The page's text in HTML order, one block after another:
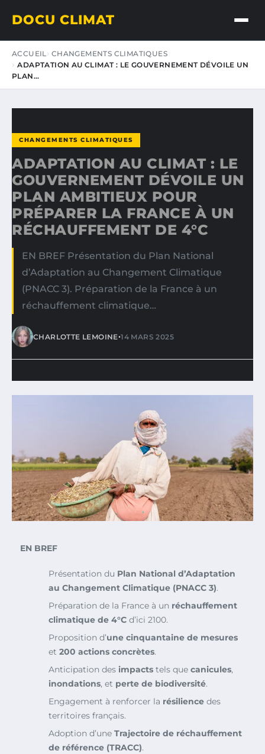
DOCU CLIMAT
ACCUEIL CHANGEMENTS CLIMATIQUES
ADAPTATION AU CLIMAT : LE GOUVERNEMENT DÉVOILE UN
PLAN…
CHANGEMENTS CLIMATIQUES
ADAPTATION AU CLIMAT : LE
GOUVERNEMENT DÉVOILE UN
PLAN AMBITIEUX POUR
PRÉPARER LA FRANCE À UN
RÉCHAUFFEMENT DE 4°C
EN BREF Présentation du Plan National
d’Adaptation au Changement Climatique
(PNACC 3). Préparation de la France à un
réchauffement climatique…
CHARLOTTE LEMOINE•14 MARS 2025
EN BREF
Présentation du Plan National d’Adaptation
au Changement Climatique (PNACC 3).
Préparation de la France à un réchauffement
climatique de 4°C d’ici 2100.
Proposition d’une cinquantaine de mesures
et 200 actions concrètes.
Anticipation des impacts tels que canicules,
inondations, et perte de biodiversité.
Engagement à renforcer la résilience des
territoires français.
Adoption d’une Trajectoire de réchauffement
de référence (TRACC).